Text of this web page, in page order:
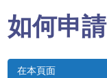
如何申請
在本頁面